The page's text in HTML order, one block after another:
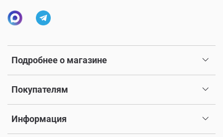
Подробнее о магазине
Покупателям
Информация